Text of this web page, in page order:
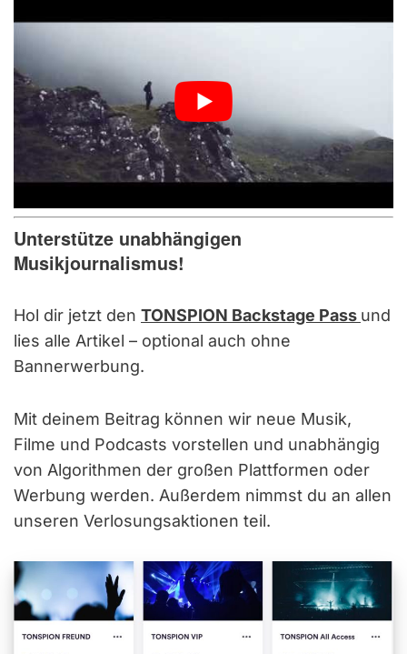
Unterstütze unabhängigen
Musikjournalismus!
Hol dir jetzt den TONSPION Backstage Pass und
lies alle Artikel – optional auch ohne
Bannerwerbung.
Mit deinem Beitrag können wir neue Musik,
Filme und Podcasts vorstellen und unabhängig
von Algorithmen der großen Plattformen oder
Werbung werden. Außerdem nimmst du an allen
unseren Verlosungsaktionen teil.